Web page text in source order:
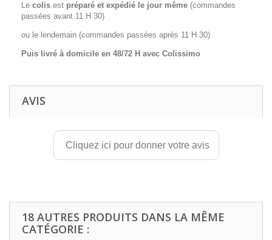
Le colis est préparé et expédié le jour même (commandes
passées avant 11 H 30)
ou le lendemain (commandes passées après 11 H 30)
Puis livré à domicile en 48/72 H avec Colissimo
AVIS
Cliquez ici pour donner votre avis
18 AUTRES PRODUITS DANS LA MÊME
CATÉGORIE :